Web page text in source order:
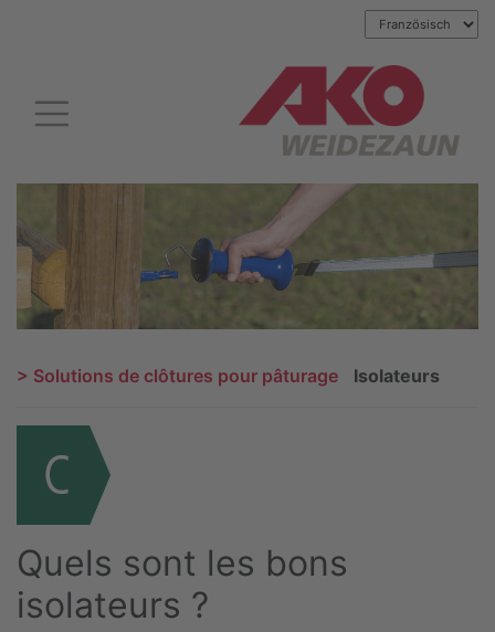
> Solutions de clôtures pour pâturage Isolateurs
Quels sont les bons
isolateurs ?